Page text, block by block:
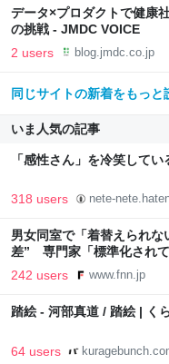
データ×プロダクトで健康
の挑戦 - JMDC VOICE
2 users blog.jmdc.co.jp
同じサイトの新着をもっと
いま人気の記事
「感性さん」を冷笑して
318 users nete-
男女同室で「着替えられ
差” 専門家「標準化され
イムオンライン
242 users www.fnn.jp
踏絵 - 河部真道 / 踏絵 | く
64 users